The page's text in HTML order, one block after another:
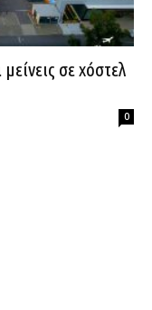
σε χόστελ
0